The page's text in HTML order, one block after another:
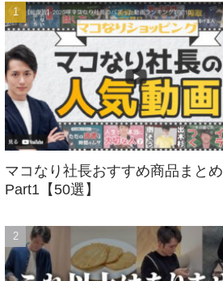
マコなり社長おすすめ商品まとめ
Part1【50選】